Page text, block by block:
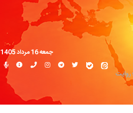
روایت
جمعه 16 مرداد 1405